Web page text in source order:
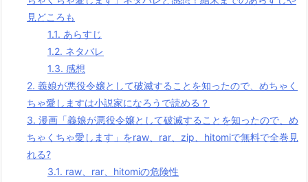
見どころも
1.1. あらすじ
1.2. ネタバレ
1.3. 感想
2. 義娘が悪役令嬢として破滅することを知ったので、めちゃく
ちゃ愛しますは小説家になろうで読める？
3. 漫画「義娘が悪役令嬢として破滅することを知ったので、め
ちゃくちゃ愛します」をraw、rar、zip、hitomiで無料で全巻見
れる?
3.1. raw、rar、hitomiの危険性